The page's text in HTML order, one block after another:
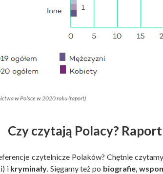
w Polsce w 2020 roku (raport)
Czy czytają Polacy?
czytelnicze Polaków? Chętnie czytamy
ikryminały . Sięgamy też po biografie,